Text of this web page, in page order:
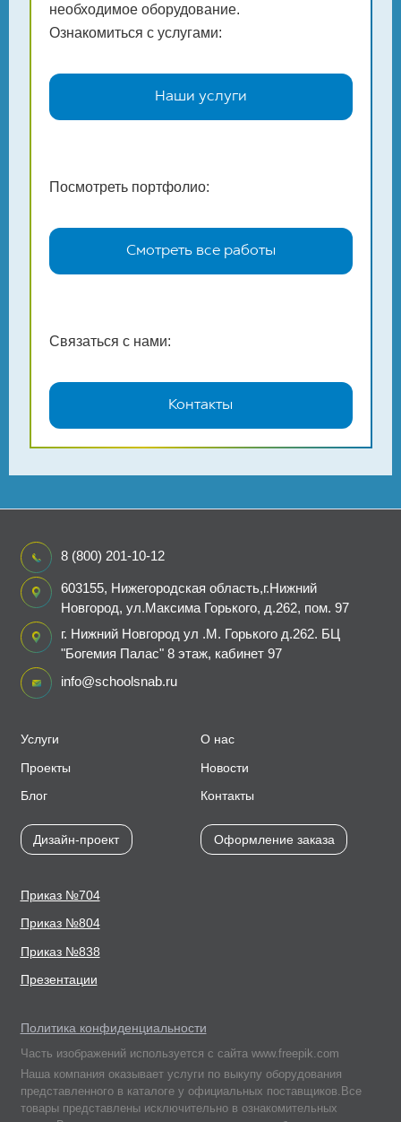
необходимое оборудование.
Ознакомиться с услугами:
Наши услуги
Посмотреть портфолио:
Смотреть все работы
Связаться с нами:
Контакты
Услуги
Проекты
Блог
Дизайн-проект
О нас
Новости
Контакты
Оформление заказа
Приказ №704
Приказ №804
Приказ №838
Презентации
8 (800) 201-10-12
603155, Нижегородская область,г.Нижний
Новгород, ул.Максима Горького, д.262, пом. 97
г. Нижний Новгород ул .М. Горького д.262. БЦ
"Богемия Палас" 8 этаж, кабинет 97
info@schoolsnab.ru
Политика конфиденциальности
Часть изображений используется с сайта www.freepik.com
Наша компания оказывает услуги по выкупу оборудования
представленного в каталоге у официальных поставщиков.Все
товары представлены исключительно в ознакомительных